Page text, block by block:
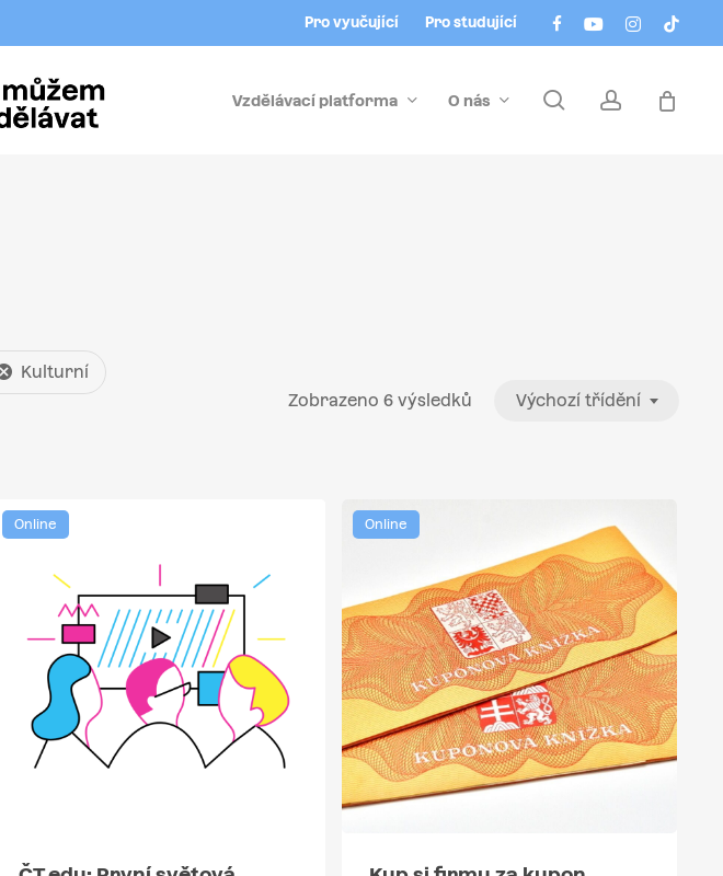
facebookyoutubeinstagram
tiktok
Pro vyučující Pro studující
Vzdělávací platforma O nás searchaccount
Kulturní
Zobrazeno 6 výsledků Výchozí třídění
Online Online
Menu